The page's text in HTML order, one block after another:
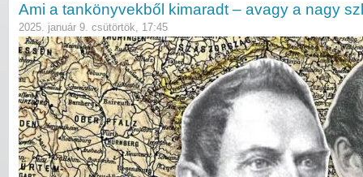
Ami a tankönyvekből kimaradt – avagy a nagy
2025. január 9. csütörtök, 17:45